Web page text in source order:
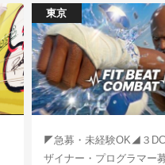
東京
◤急募・未経験OK◢３
ザイナー・プログラマー